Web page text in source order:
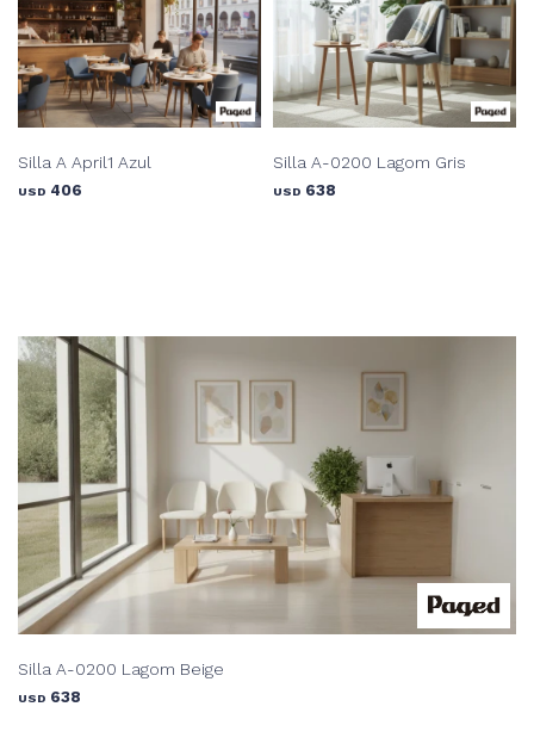
Silla A April1 Azul
USD 406
Silla A-0200 Lagom Gris
USD 638
Silla A-0200 Lagom Beige
USD 638